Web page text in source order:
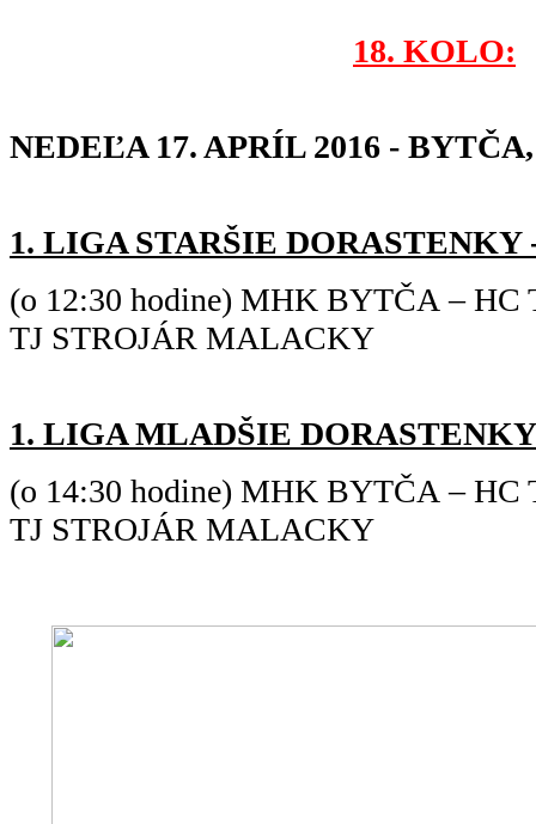
18. KOLO:
NEDEĽA 17. APRÍL 2016 -
1. LIGA STARŠIE DORASTENKY
(o 12:30 hodine) MHK BYTČA – HC
TJ STROJÁR MALACKY
1. LIGA MLADŠIE
(o 14:30 hodine) MHK BYTČA – HC
TJ STROJÁR MALACKY